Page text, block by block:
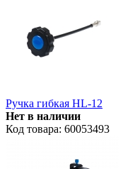
Ручка гибкая HL-12
Нет в наличии
Код товара: 60053493